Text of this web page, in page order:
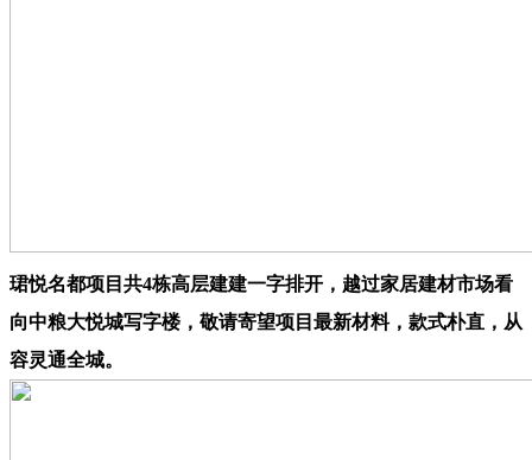
珺悦名都项目共4栋高层建建一字排开，越过家居建材市场看
向中粮大悦城写字楼，敬请寄望项目最新材料，款式朴直，从
容灵通全城。